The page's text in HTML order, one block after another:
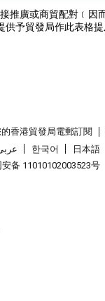
推廣或商貿配對﹝因
予貿發局作此表格提
香港貿發局電郵訂閱
한국어
日本語
备 11010102003523号